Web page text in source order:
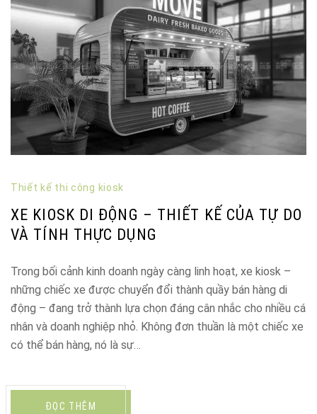
Thiết kế thi công kiosk
XE KIOSK DI ĐỘNG – THIẾT KẾ CỦA TỰ DO
VÀ TÍNH THỰC DỤNG
Trong bối cảnh kinh doanh ngày càng linh hoạt, xe kiosk –
những chiếc xe được chuyển đổi thành quầy bán hàng di
động – đang trở thành lựa chọn đáng cân nhắc cho nhiều cá
nhân và doanh nghiệp nhỏ. Không đơn thuần là một chiếc xe
có thể bán hàng, nó là sự…
ĐỌC THÊM